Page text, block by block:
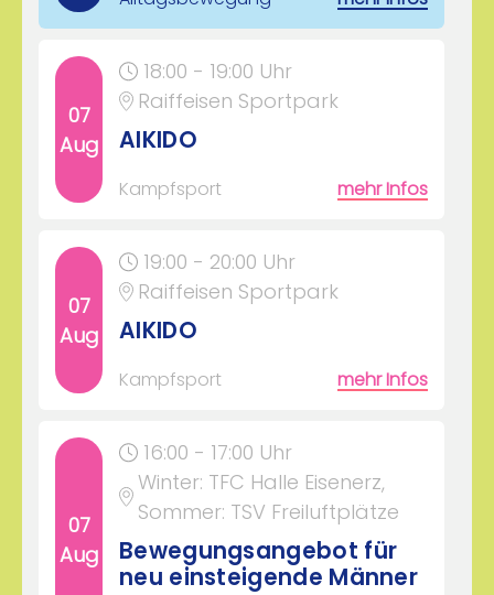
07
Aug
18:00 - 19:00 Uhr
Raiffeisen Sportpark
AIKIDO
Kampfsport mehr Infos
07
Aug
19:00 - 20:00 Uhr
Raiffeisen Sportpark
AIKIDO
Kampfsport mehr Infos
07
Aug
16:00 - 17:00 Uhr
Winter: TFC Halle Eisenerz,
Sommer: TSV Freiluftplätze
Bewegungsangebot für
neu einsteigende Männer